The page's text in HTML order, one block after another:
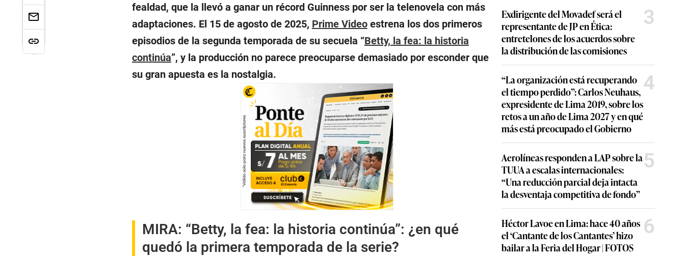
fealdad, que la llevó a ganar un récord Guinness por ser la telenovela con más
adaptaciones. El 15 de agosto de 2025, Prime Videoestrena los dos primeros
episodios de la segunda temporada de su secuela “Betty, la fea: la historia
continúa”, y la producción no parece preocuparse demasiado por esconder que
su gran apuesta es la nostalgia.
MIRA: “Betty, la fea: la historia continúa”: ¿en qué
quedó la primera temporada de la serie?
Exdirigente del Movadef será el
representante de JP en Ética:
entretelones de los acuerdos sobre
la distribución de las comisiones
3
“La organización está recuperando
el tiempo perdido”: Carlos Neuhaus,
expresidente de Lima 2019, sobre los
retos a un año de Lima 2027 y en qué
más está preocupado el Gobierno
4
Aerolíneas responden a LAP sobre la
TUUA a escalas internacionales:
“Una reducción parcial deja intacta
la desventaja competitiva de fondo”
5
Héctor Lavoe en Lima: hace 40 años
el ‘Cantante de los Cantantes’ hizo
bailar a la Feria del Hogar | FOTOS
6